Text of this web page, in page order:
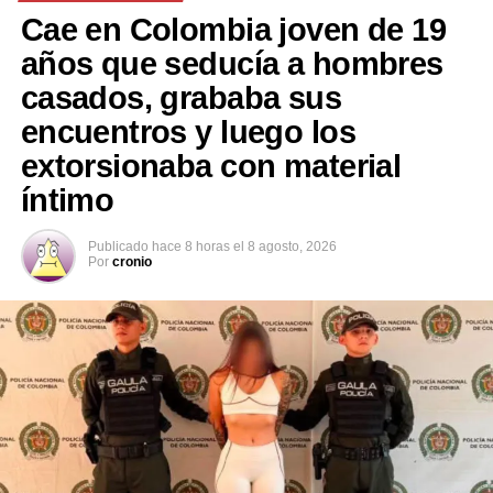
La mayoría de las víctimas perecieron asfixiadas por la
nube tóxica despedida por el material inflamable del
techo del local, que carecía de extintores que
funcionaran y con solo dos puertas frontales para
evacuar a una multitud, según la investigación.
Comparte esto:
Me gusta esto:
Cae en Colombia joven de 19
años que seducía a hombres
casados, grababa sus
encuentros y luego los
extorsionaba con material
íntimo
Publicado hace 8 horas el 8 agosto, 2026
Por cronio